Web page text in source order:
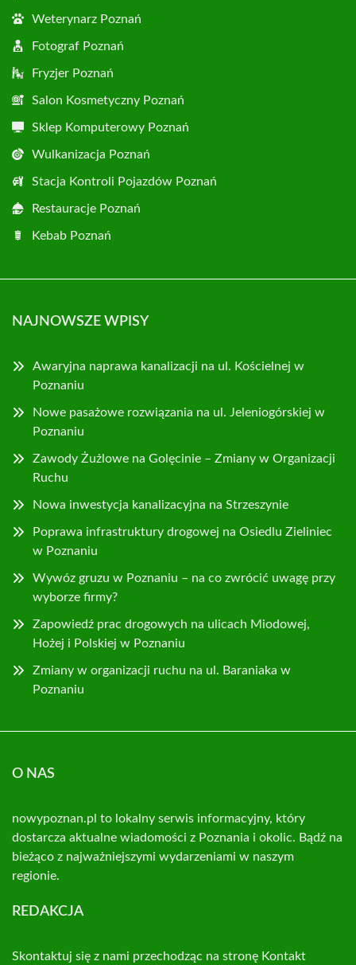
Weterynarz Poznań
Fotograf Poznań
Fryzjer Poznań
Salon Kosmetyczny Poznań
Sklep Komputerowy Poznań
Wulkanizacja Poznań
Stacja Kontroli Pojazdów Poznań
Restauracje Poznań
Kebab Poznań
NAJNOWSZE WPISY
Awaryjna naprawa kanalizacji na ul. Kościelnej w
Poznaniu
Nowe pasażowe rozwiązania na ul. Jeleniogórskiej w
Poznaniu
Zawody Żużlowe na Golęcinie – Zmiany w Organizacji
Ruchu
Nowa inwestycja kanalizacyjna na Strzeszynie
Poprawa infrastruktury drogowej na Osiedlu Zieliniec
w Poznaniu
Wywóz gruzu w Poznaniu – na co zwrócić uwagę przy
wyborze firmy?
Zapowiedź prac drogowych na ulicach Miodowej,
Hożej i Polskiej w Poznaniu
Zmiany w organizacji ruchu na ul. Baraniaka w
Poznaniu
O NAS
nowypoznan.pl to lokalny serwis informacyjny, który
dostarcza aktualne wiadomości z Poznania i okolic. Bądź na
bieżąco z najważniejszymi wydarzeniami w naszym
regionie.
REDAKCJA
Skontaktuj się z nami przechodząc na stronę Kontakt